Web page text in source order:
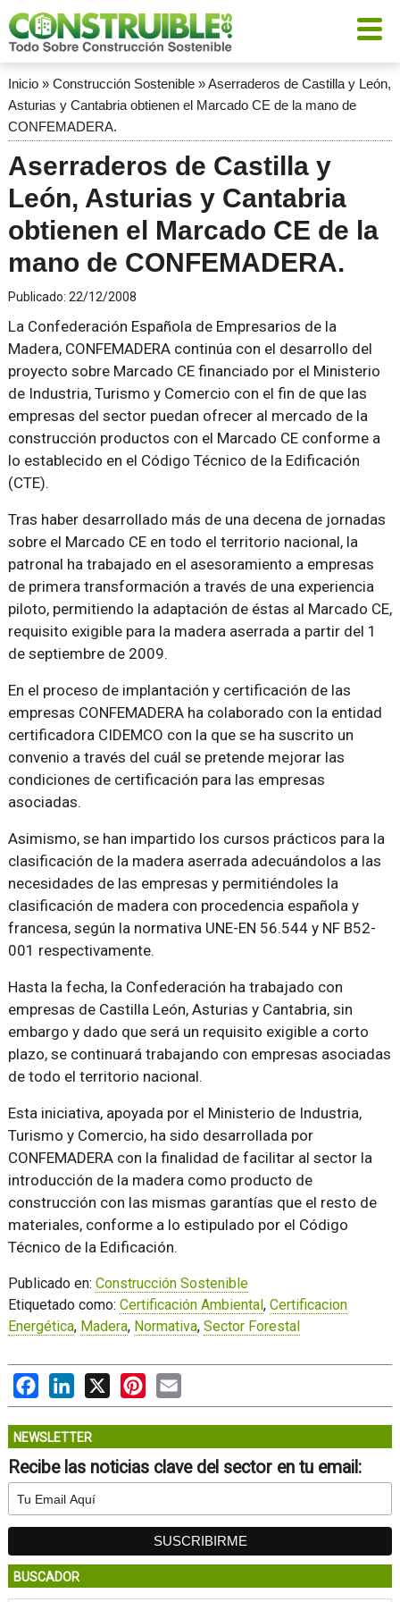
Inicio» Construcción Sostenible»Aserraderos de Castilla y León,
Asturias y Cantabria obtienen el Marcado CE de la mano de
CONFEMADERA.
Aserraderos de Castilla y
León, Asturias y Cantabria
obtienen el Marcado CE de la
mano de CONFEMADERA.
Publicado: 22/12/2008
La Confederación Española de Empresarios de la
Madera, CONFEMADERA continúa con el desarrollo del
proyecto sobre Marcado CE financiado por el Ministerio
de Industria, Turismo y Comercio con el fin de que las
empresas del sector puedan ofrecer al mercado de la
construcción productos con el Marcado CE conforme a
lo establecido en el Código Técnico de la Edificación
(CTE).
Tras haber desarrollado más de una decena de jornadas
sobre el Marcado CE en todo el territorio nacional, la
patronal ha trabajado en el asesoramiento a empresas
de primera transformación a través de una experiencia
piloto, permitiendo la adaptación de éstas al Marcado CE,
requisito exigible para la madera aserrada a partir del 1
de septiembre de 2009.
En el proceso de implantación y certificación de las
empresas CONFEMADERA ha colaborado con la entidad
certificadora CIDEMCO con la que se ha suscrito un
convenio a través del cuál se pretende mejorar las
condiciones de certificación para las empresas
asociadas.
Asimismo, se han impartido los cursos prácticos para la
clasificación de la madera aserrada adecuándolos a las
necesidades de las empresas y permitiéndoles la
clasificación de madera con procedencia española y
francesa, según la normativa UNE-EN 56.544 y NF B52-
001 respectivamente.
Hasta la fecha, la Confederación ha trabajado con
empresas de Castilla León, Asturias y Cantabria, sin
embargo y dado que será un requisito exigible a corto
plazo, se continuará trabajando con empresas asociadas
de todo el territorio nacional.
Esta iniciativa, apoyada por el Ministerio de Industria,
Turismo y Comercio, ha sido desarrollada por
CONFEMADERA con la finalidad de facilitar al sector la
introducción de la madera como producto de
construcción con las mismas garantías que el resto de
materiales, conforme a lo estipulado por el Código
Técnico de la Edificación.
Publicado en: Construcción Sostenible
Etiquetado como: Certificación Ambiental, Certificacion
Energética, Madera, Normativa, Sector Forestal
FacebookLinkedIn
X PinterestEmail
NEWSLETTER
Recibe las noticias clave del sector en tu email:
BUSCADOR